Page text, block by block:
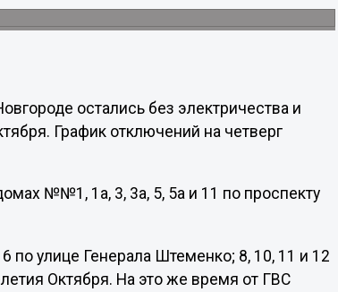
остались без электричества и
График отключений на четверг
№№1, 1а, 3, 3а, 5, 5а и 11 по проспекту
по улице Генерала Штеменко; 8, 10, 11 и 12
Октября. На это же время от ГВС